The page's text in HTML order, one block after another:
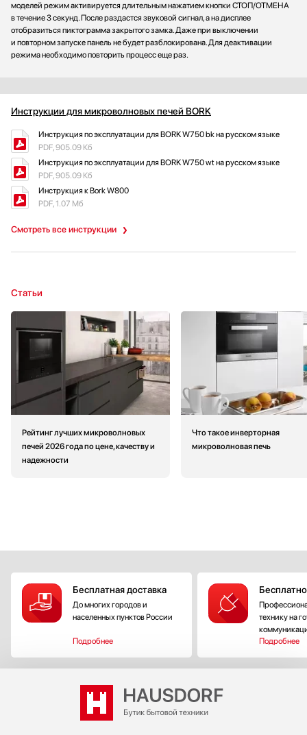
моделей режим активируется длительным нажатием кнопки СТОП/ОТМЕНА
в течение 3 секунд. После раздастся звуковой сигнал, а на дисплее
отобразиться пиктограмма закрытого замка. Даже при выключении
и повторном запуске панель не будет разблокирована. Для деактивации
режима необходимо повторить процесс еще раз.
Инструкции для микроволновых печей BORK
Смотреть все инструкции
Инструкция по эксплуатации для BORK W750 bk на русском языке
PDF, 905.09 Кб
Инструкция по эксплуатации для BORK W750 wt на русском языке
PDF, 905.09 Кб
Инструкция к Bork W800
PDF, 1.07 Мб
Статьи
Рейтинг лучших микроволновых
печей 2026 года по цене, качеству и
надежности
Что такое инверторная
микроволновая печь
Бесплатная доставка
До многих городов и
населенных пунктов России
Подробнее
технику на
Подробнее